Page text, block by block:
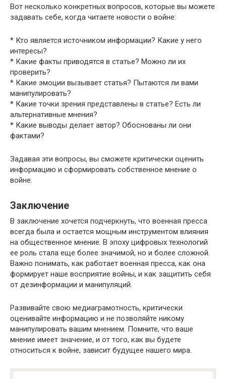
Вот несколько конкретных вопросов, которые вы можете
задавать себе, когда читаете новости о войне:
* Кто является источником информации? Какие у него
интересы?
* Какие факты приводятся в статье? Можно ли их
проверить?
* Какие эмоции вызывает статья? Пытаются ли вами
манипулировать?
* Какие точки зрения представлены в статье? Есть ли
альтернативные мнения?
* Какие выводы делает автор? Обоснованы ли они
фактами?
Задавая эти вопросы, вы сможете критически оценить
информацию и сформировать собственное мнение о
войне.
Заключение
В заключение хочется подчеркнуть, что военная пресса
всегда была и остается мощным инструментом влияния
на общественное мнение. В эпоху цифровых технологий
ее роль стала еще более значимой, но и более сложной.
Важно понимать, как работает военная пресса, как она
формирует наше восприятие войны, и как защитить себя
от дезинформации и манипуляций.
Развивайте свою медиаграмотность, критически
оценивайте информацию и не позволяйте никому
манипулировать вашим мнением. Помните, что ваше
мнение имеет значение, и от того, как вы будете
относиться к войне, зависит будущее нашего мира.